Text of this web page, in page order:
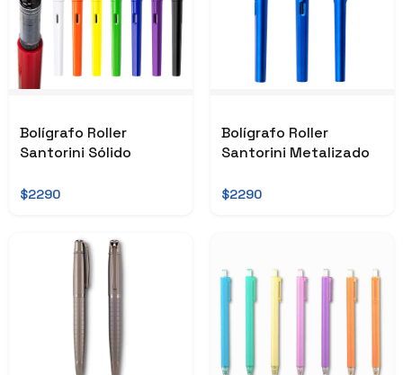
Bolígrafo Roller
Santorini Sólido
$2290
Bolígrafo Roller
Santorini Metalizado
$2290